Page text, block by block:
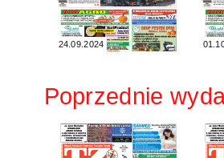
24.09.2024
Poprzednie